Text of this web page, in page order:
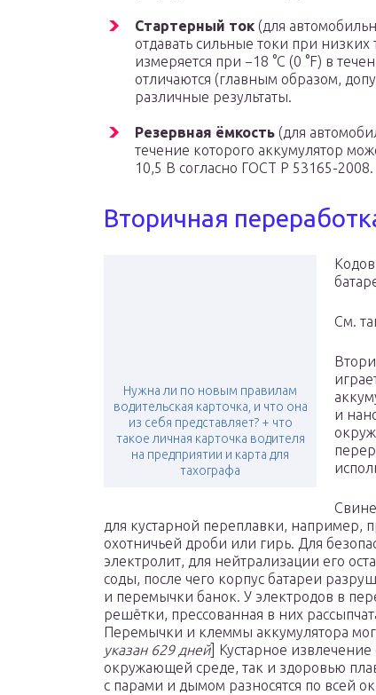
Стартерный ток (для
отдавать сильные токи при
измеряется при −18 °C (0 °F) в
отличаются (главным образом,
различные результаты.
Резервная ёмкость (для
течение которого аккумулятор
10,5 В согласно ГОСТ Р 53165-2008.
Вторичная
Нужна ли по новым правилам
водительская карточка, и что она
из себя представляет? + что
такое личная карточка водителя
на предприятии и карта для
тахографа
См.
и
для кустарной переплавки, например,
охотничьей дроби или гирь. Для
электролит, для нейтрализации его
соды, после чего корпус батареи
и перемычки банок. У электродов в
решётки, прессованная в них
Перемычки и клеммы аккумулятора
указан 629 дней] Кустарное
окружающей среде, так и здоровью
с парами и дымом разносятся по всей